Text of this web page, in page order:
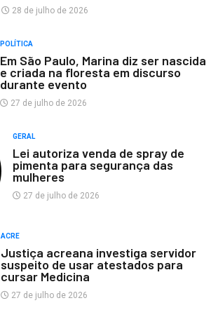
28 de julho de 2026
POLÍTICA
Em São Paulo, Marina diz ser nascida
e criada na floresta em discurso
durante evento
27 de julho de 2026
GERAL
Lei autoriza venda de spray de
pimenta para segurança das
mulheres
27 de julho de 2026
ACRE
Justiça acreana investiga servidor
suspeito de usar atestados para
cursar Medicina
27 de julho de 2026